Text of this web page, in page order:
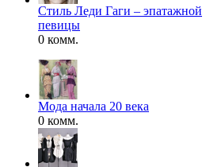
Стиль Леди Гаги – эпатажной
певицы
0 комм.
Мода начала 20 века
0 комм.